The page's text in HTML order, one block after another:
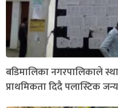
बडिमालिका नगरपालिकाले
प्राथमिकता दिदै पलास्टिक